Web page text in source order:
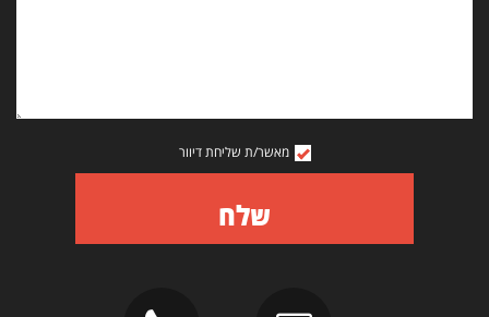
מאשר/ת שליחת דיוור
שלח